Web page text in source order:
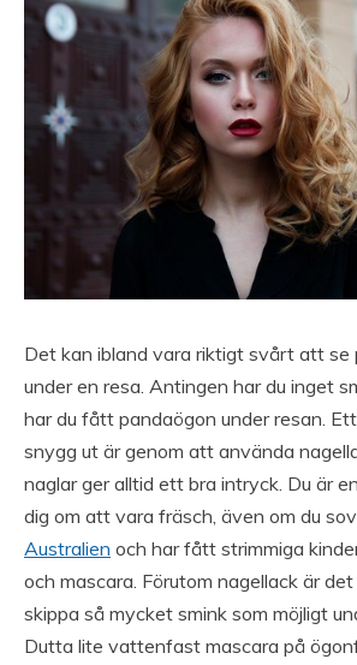
Det kan ibland vara riktigt svårt att se
under en resa. Antingen har du inget
har du fått pandaögon under resan.
snygg ut är genom att använda
naglar ger alltid ett bra intryck. Du är
dig om att vara fräsch, även om du
Australien och har fått strimmiga
och mascara. Förutom nagellack är
skippa så mycket smink som möjligt
Dutta lite vattenfast mascara på